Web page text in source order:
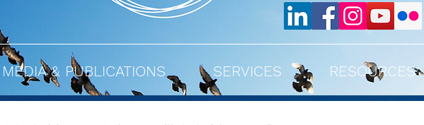
MEDIA & PUBLICATIONS SERVICES RESOURCES